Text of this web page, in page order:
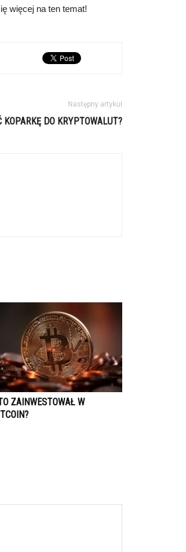
więcej na ten temat!
Następny artykuł
KOPARKĘ DO KRYPTOWALUT?
ZAINWESTOWAŁ W